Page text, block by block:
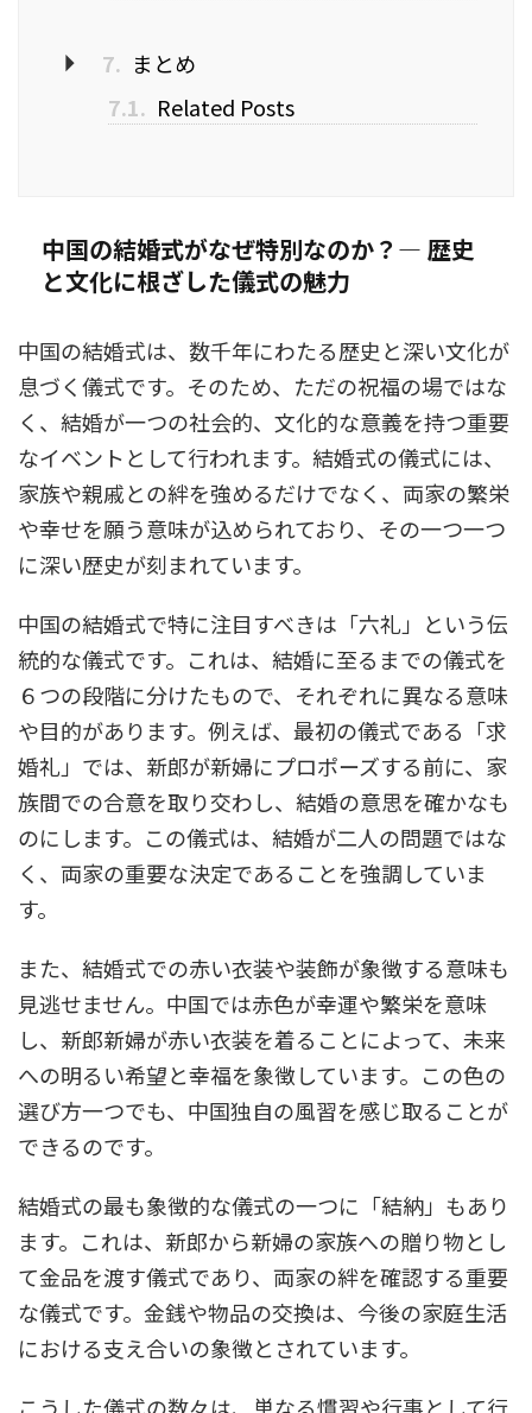
7. まとめ
7.1. Related Posts
中国の結婚式がなぜ特別なのか？— 歴史
と文化に根ざした儀式の魅力
中国の結婚式は、数千年にわたる歴史と深い文化が
息づく儀式です。そのため、ただの祝福の場ではな
く、結婚が一つの社会的、文化的な意義を持つ重要
なイベントとして行われます。結婚式の儀式には、
家族や親戚との絆を強めるだけでなく、両家の繁栄
や幸せを願う意味が込められており、その一つ一つ
に深い歴史が刻まれています。
中国の結婚式で特に注目すべきは「六礼」という伝
統的な儀式です。これは、結婚に至るまでの儀式を
６つの段階に分けたもので、それぞれに異なる意味
や目的があります。例えば、最初の儀式である「求
婚礼」では、新郎が新婦にプロポーズする前に、家
族間での合意を取り交わし、結婚の意思を確かなも
のにします。この儀式は、結婚が二人の問題ではな
く、両家の重要な決定であることを強調していま
す。
また、結婚式での赤い衣装や装飾が象徴する意味も
見逃せません。中国では赤色が幸運や繁栄を意味
し、新郎新婦が赤い衣装を着ることによって、未来
への明るい希望と幸福を象徴しています。この色の
選び方一つでも、中国独自の風習を感じ取ることが
できるのです。
結婚式の最も象徴的な儀式の一つに「結納」もあり
ます。これは、新郎から新婦の家族への贈り物とし
て金品を渡す儀式であり、両家の絆を確認する重要
な儀式です。金銭や物品の交換は、今後の家庭生活
における支え合いの象徴とされています。